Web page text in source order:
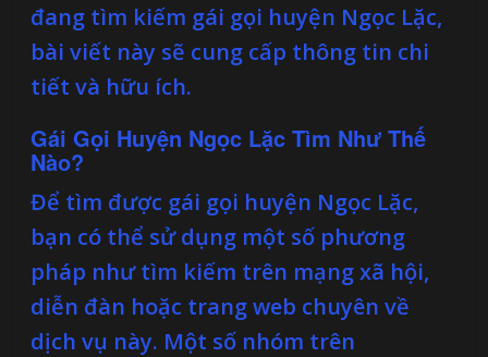
đang tìm kiếm gái gọi huyện Ngọc Lặc,
bài viết này sẽ cung cấp thông tin chi
tiết và hữu ích.
Gái Gọi Huyện Ngọc Lặc Tìm Như Thế
Nào?
Để tìm được gái gọi huyện Ngọc Lặc,
bạn có thể sử dụng một số phương
pháp như tìm kiếm trên mạng xã hội,
diễn đàn hoặc trang web chuyên về
dịch vụ này. Một số nhóm trên